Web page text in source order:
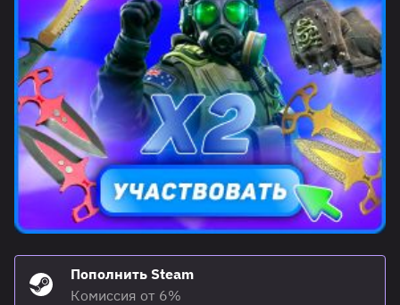
Пополнить Steam
Комиссия от 6%